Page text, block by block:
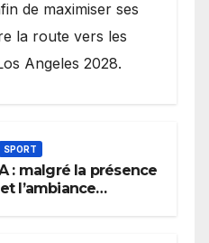
de maximiser ses
la route vers les
Angeles 2028.
SPORT
: malgré la présence
l’ambiance